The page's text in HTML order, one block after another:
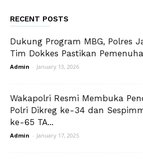
RECENT POSTS
Dukung Program MBG, Polres
Tim Dokkes Pastikan
Admin - January 13, 2026
Wakapolri Resmi Membuka
Polri Dikreg ke-34 dan
ke-65 TA...
Admin - January 17, 2025